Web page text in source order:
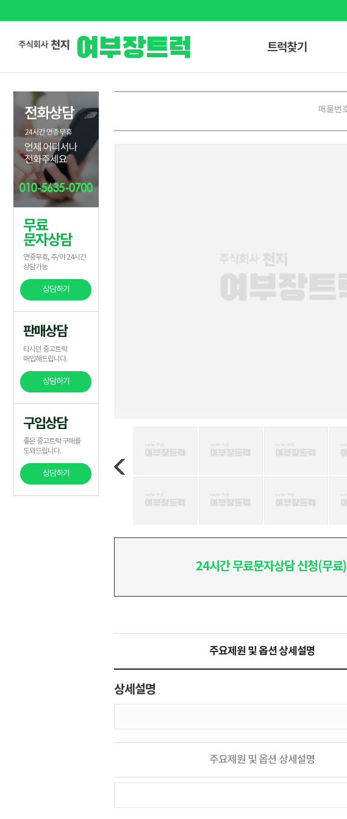
트럭찾기
무료
문자상담
연중무휴, 주/야 24시간
상담가능
상담하기
판매상담
타시던 중고트럭
매입해드립니다.
상담하기
구입상담
좋은 중고트럭 구매를
도와드립니다.
상담하기
매물번
24시간 무료문자상담 신청(무료)
주요제원 및 옵션 상세설명
상세설명
주요제원 및 옵션 상세설명